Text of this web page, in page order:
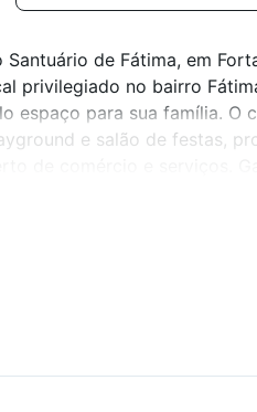
de Fátima, em
privilegiado no bairro
espaço para sua família. O
e salão de festas,